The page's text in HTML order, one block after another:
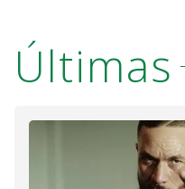
Últimas